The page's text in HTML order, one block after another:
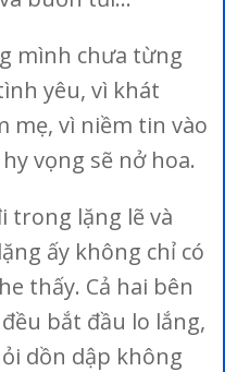
mình chưa từng
yêu, vì khát
mẹ, vì niềm tin vào
vọng sẽ nở hoa.
trong lặng lẽ và
ấy không chỉ có
thấy. Cả hai bên
bắt đầu lo lắng,
dồn dập không